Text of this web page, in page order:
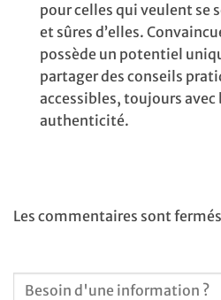
pour celles qui veulent se
et sûres d’elles.
possède un potentiel
partager des conseils
accessibles, toujours
authenticité.
Les commentaires sont